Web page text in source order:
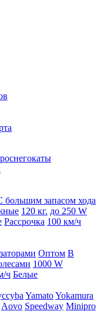
большим запасом хода
120 кг. до 250 W
Рассрочка 100 км/ч
Оптом В
1000 W
ч Белые
YamatoYokamura
Aovo Speedway Minipro